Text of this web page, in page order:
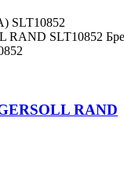
SLT10852
RAND SLT10852
RAND